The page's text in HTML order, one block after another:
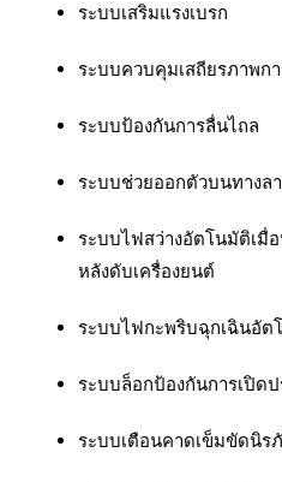
ระบบเสริมแรงเบรก
ระบบควบคุมเสถียรภาพก
ระบบป้องกันการลื่นไถล
ระบบช่วยออกตัวบนทางล
ระบบไฟสว่างอัตโนมัติเมื่
หลังดับเครื่องยนต์
ระบบไฟกะพริบฉุกเฉินอั
ระบบล็อกป้องกันการเปิด
ระบบเตือนคาดเข็มขัดนิ